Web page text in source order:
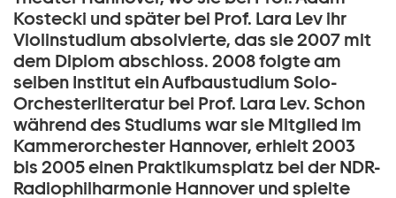
Kostecki und später bei Prof. Lara Lev ihr
Violinstudium absolvierte, das sie 2007 mit
dem Diplom abschloss. 2008 folgte am
selben Institut ein Aufbaustudium Solo-
Orchesterliteratur bei Prof. Lara Lev. Schon
während des Studiums war sie Mitglied im
Kammerorchester Hannover, erhielt 2003
bis 2005 einen Praktikumsplatz bei der NDR-
Radiophilharmonie Hannover und spielte